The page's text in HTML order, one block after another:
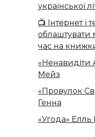
української
📺 Інтернет і
облаштувати
час на
«Ненавидіти
Мейз
«Провулок
Генна
«Угода» Елль